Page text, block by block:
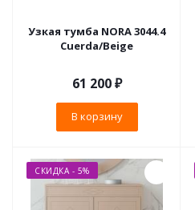
Узкая тумба NORA 3044.4
Cuerda/Beige
61 200₽
В корзину
СКИДКА - 5%